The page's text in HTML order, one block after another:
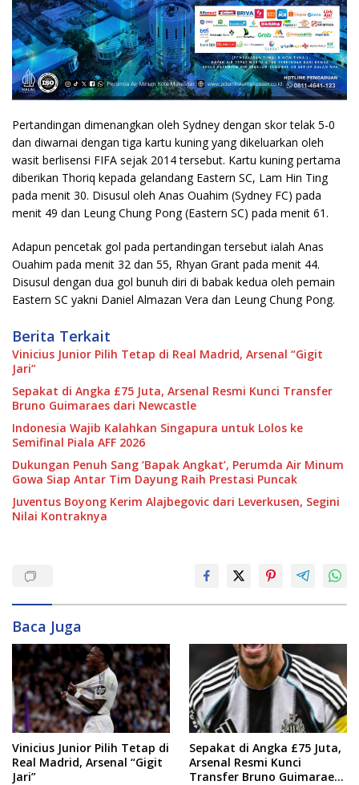
Pertandingan dimenangkan oleh Sydney dengan skor telak 5-0
dan diwarnai dengan tiga kartu kuning yang dikeluarkan oleh
wasit berlisensi FIFA sejak 2014 tersebut. Kartu kuning pertama
diberikan Thoriq kepada gelandang Eastern SC, Lam Hin Ting
pada menit 30. Disusul oleh Anas Ouahim (Sydney FC) pada
menit 49 dan Leung Chung Pong (Eastern SC) pada menit 61.
Adapun pencetak gol pada pertandingan tersebut ialah Anas
Ouahim pada menit 32 dan 55, Rhyan Grant pada menit 44.
Disusul dengan dua gol bunuh diri di babak kedua oleh pemain
Eastern SC yakni Daniel Almazan Vera dan Leung Chung Pong.
Berita Terkait
Vinicius Junior Pilih Tetap di Real Madrid, Arsenal “Gigit
Jari”
Sepakat di Angka £75 Juta, Arsenal Resmi Kunci Transfer
Bruno Guimaraes dari Newcastle
Indonesia Wajib Kalahkan Singapura untuk Lolos ke
Semifinal Piala AFF 2026
Dukungan Penuh Sang ‘Bapak Angkat’, Perumda Air Minum
Gowa Siap Antar Tim Dayung Raih Prestasi Puncak
Juventus Boyong Kerim Alajbegovic dari Leverkusen, Segini
Nilai Kontraknya
Baca Juga
Vinicius Junior Pilih Tetap di
Real Madrid, Arsenal “Gigit
Jari”
Sepakat di Angka £75 Juta,
Arsenal Resmi Kunci
Transfer Bruno Guimaraes